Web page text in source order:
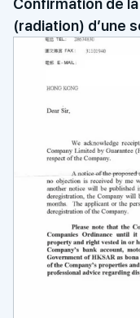
Confirmation de
(radiation) d’une